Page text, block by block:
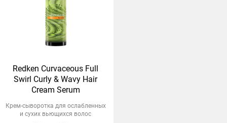
Redken Curvaceous Full
Swirl Curly & Wavy Hair
Cream Serum
Крем-сыворотка для ослабленных
и сухих вьющихся волос